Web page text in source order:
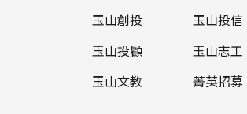
玉山創投
玉山投信
玉山投顧
玉山志工
玉山文教
菁英招募